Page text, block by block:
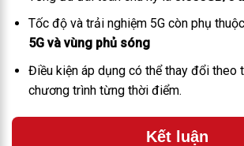
Tốc độ và trải nghiệm 5G còn phụ
5G và vùng phủ sóng
Điều kiện áp dụng có thể thay đổi theo
chương trình từng thời điểm.
Kết luận